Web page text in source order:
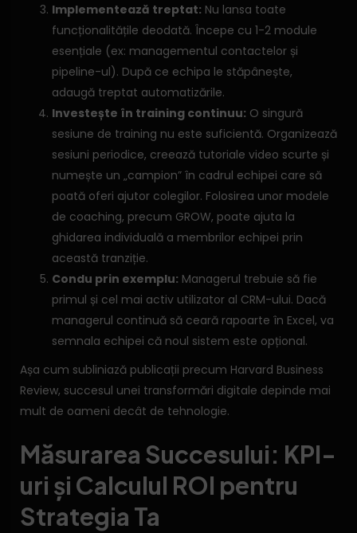
Implementează treptat: Nu lansa toate
funcționalitățile deodată. Începe cu 1-2 module
esențiale (ex: managementul contactelor și
pipeline-ul). După ce echipa le stăpânește,
adaugă treptat automatizările.
Investește în training continuu: O singură
sesiune de training nu este suficientă. Organizează
sesiuni periodice, creează tutoriale video scurte și
numește un „campion” în cadrul echipei care să
poată oferi ajutor colegilor. Folosirea unor modele
de coaching, precum GROW, poate ajuta la
ghidarea individuală a membrilor echipei prin
această tranziție.
Condu prin exemplu: Managerul trebuie să fie
primul și cel mai activ utilizator al CRM-ului. Dacă
managerul continuă să ceară rapoarte în Excel, va
semnala echipei că noul sistem este opțional.
Așa cum subliniază publicații precum Harvard Business
Review, succesul unei transformări digitale depinde mai
mult de oameni decât de tehnologie.
Măsurarea Succesului: KPI-
uri și Calculul ROI pentru
Strategia Ta